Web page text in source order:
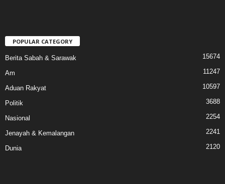
POPULAR CATEGORY
Berita Sabah & Sarawak 15674
Am 11247
Aduan Rakyat 10597
Politik 3688
Nasional 2254
Jenayah & Kemalangan 2241
Dunia 2120